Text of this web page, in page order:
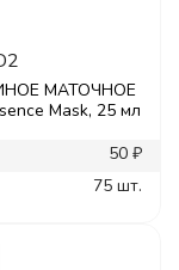
МАТОЧНОЕ
Mask, 25 мл
50 ₽
75 шт.